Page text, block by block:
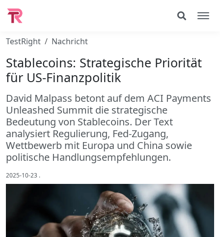
TestRight Nachricht
Stablecoins: Strategische Priorität
für US-Finanzpolitik
David Malpass betont auf dem ACI Payments
Unleashed Summit die strategische
Bedeutung von Stablecoins. Der Text
analysiert Regulierung, Fed-Zugang,
Wettbewerb mit Europa und China sowie
politische Handlungsempfehlungen.
2025-10-23 .